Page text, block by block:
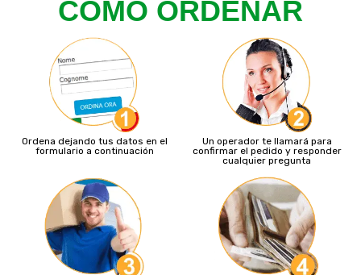
CÓMO ORDENAR
Ordena dejando tus datos en el
formulario a continuación
Un operador te llamará para
confirmar el pedido y responder
cualquier pregunta